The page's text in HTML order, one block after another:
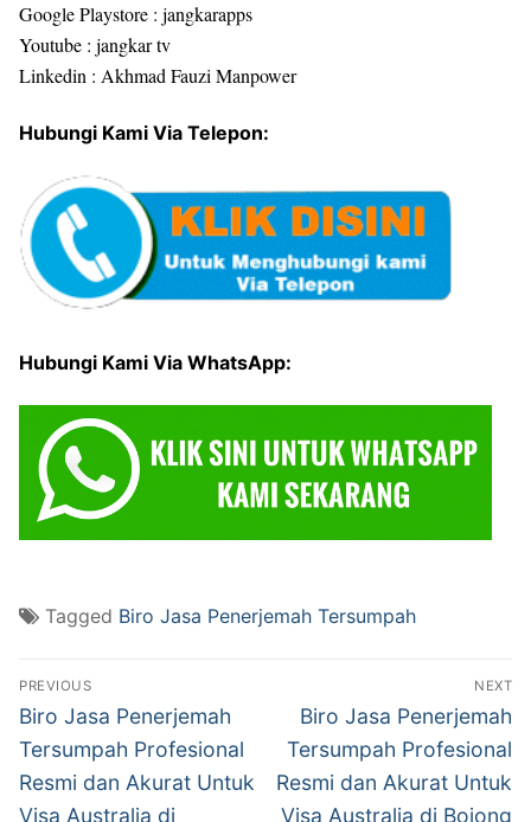
Google Playstore : jangkarapps
Youtube : jangkar tv
Linkedin : Akhmad Fauzi Manpower
Hubungi Kami Via Telepon:
Hubungi Kami Via WhatsApp:
Tagged Biro Jasa Penerjemah Tersumpah
Post
navigation
PREVIOUS
Previous
post:
Biro Jasa Penerjemah
Tersumpah Profesional
Resmi dan Akurat Untuk
Visa Australia di
NEXT
Next
post:
Biro Jasa Penerjemah
Tersumpah Profesional
Resmi dan Akurat Untuk
Visa Australia di Bojong